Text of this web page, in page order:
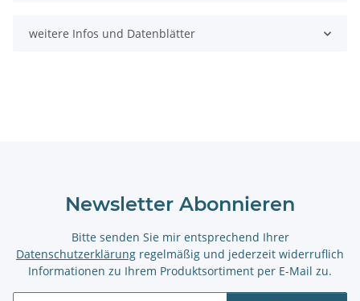
weitere Infos und Datenblätter
Newsletter Abonnieren
Bitte senden Sie mir entsprechend Ihrer
Datenschutzerklärung regelmäßig und jederzeit widerruflich
Informationen zu Ihrem Produktsortiment per E-Mail zu.